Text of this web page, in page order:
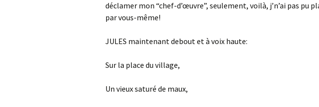
déclamer mon “chef-d’œuvre”, seulement, voilà, j’n’ai pas pu
par vous-même!
JULES maintenant debout et à voix haute:
Sur la place du village,
Un vieux saturé de maux,